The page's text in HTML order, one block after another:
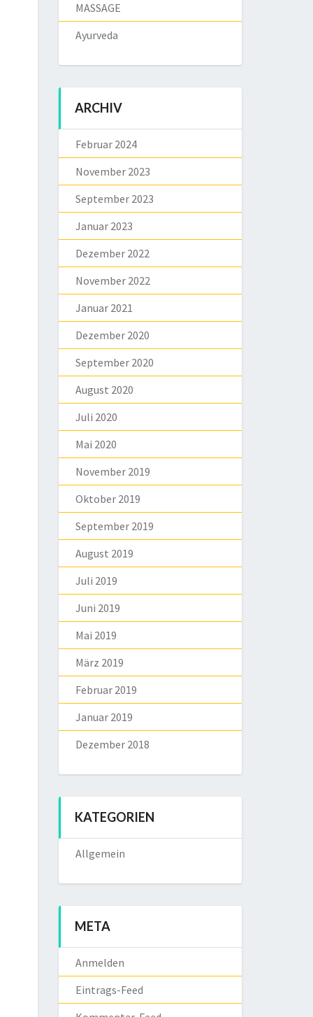
MASSAGE
Ayurveda
ARCHIV
Februar 2024
November 2023
September 2023
Januar 2023
Dezember 2022
November 2022
Januar 2021
Dezember 2020
September 2020
August 2020
Juli 2020
Mai 2020
November 2019
Oktober 2019
September 2019
August 2019
Juli 2019
Juni 2019
Mai 2019
März 2019
Februar 2019
Januar 2019
Dezember 2018
KATEGORIEN
Allgemein
META
Anmelden
Eintrags-Feed